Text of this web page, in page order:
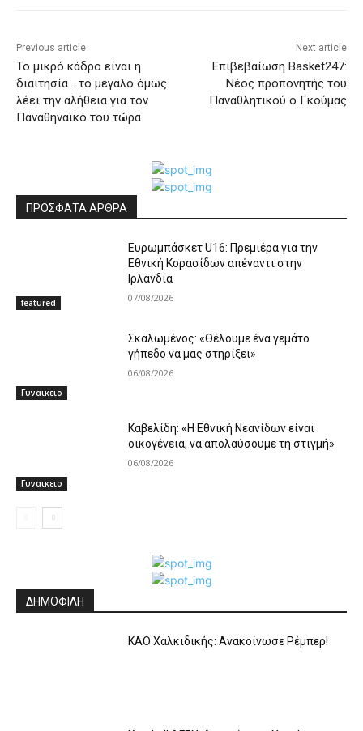
Previous article
To μικρό κάδρο είναι η
διαιτησία… το μεγάλο όμως
λέει την αλήθεια για τον
Παναθηναϊκό του τώρα
Next article
Επιβεβαίωση Basket247:
Νέος προπονητής του
Παναθλητικού ο Γκούμας
ΠΡΟΣΦΑΤΑ ΑΡΘΡΑ
featured
Ευρωμπάσκετ U16: Πρεμιέρα για την
Εθνική Κορασίδων απέναντι στην
Ιρλανδία
07/08/2026
Γυναικειο
Σκαλωμένος: «Θέλουμε ένα γεμάτο
γήπεδο να μας στηρίξει»
06/08/2026
Γυναικειο
Καβελίδη: «Η Εθνική Νεανίδων είναι
οικογένεια, να απολαύσουμε τη στιγμή»
06/08/2026
ΔΗΜΟΦΙΛΗ
ΚΑΟ Χαλκιδικής: Ανακοίνωσε Ρέμπερ!